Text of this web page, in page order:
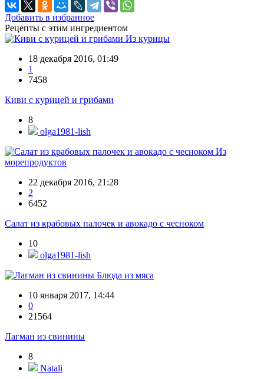
Добавить в избранное
Рецепты с этим ингредиентом
Из курицы
18 декабря 2016, 01:49
1
7458
Киви с курицей и грибами
8
olga1981-lish
Из
морепродуктов
22 декабря 2016, 21:28
2
6452
Салат из крабовых палочек и авокадо с чесноком
10
olga1981-lish
Блюда из мяса
10 января 2017, 14:44
0
21564
Лагман из свинины
8
Natali